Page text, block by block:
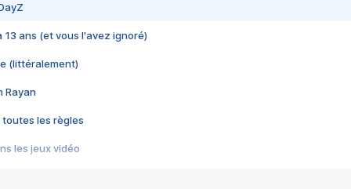
13 ans (et vous l'avez ignoré)
(littéralement)
Rayan
toutes les règles
les jeux vidéo